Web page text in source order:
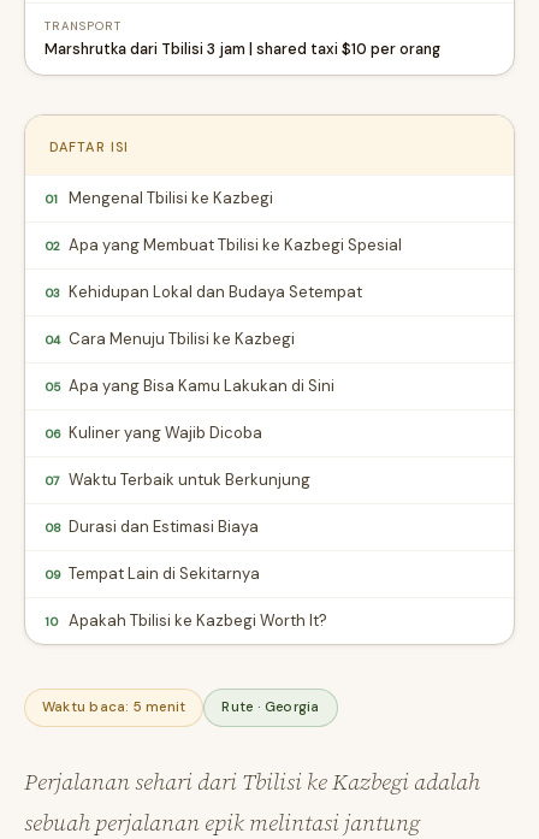
TRANSPORT
Marshrutka dari Tbilisi 3 jam | shared taxi $10 per orang
DAFTAR ISI
01 Mengenal Tbilisi ke Kazbegi
02 Apa yang Membuat Tbilisi ke Kazbegi Spesial
03 Kehidupan Lokal dan Budaya Setempat
04 Cara Menuju Tbilisi ke Kazbegi
05 Apa yang Bisa Kamu Lakukan di Sini
06 Kuliner yang Wajib Dicoba
07 Waktu Terbaik untuk Berkunjung
08 Durasi dan Estimasi Biaya
09 Tempat Lain di Sekitarnya
10 Apakah Tbilisi ke Kazbegi Worth It?
Waktu baca: 5 menit Rute · Georgia
Perjalanan sehari dari Tbilisi ke Kazbegi adalah
sebuah perjalanan epik melintasi jantung